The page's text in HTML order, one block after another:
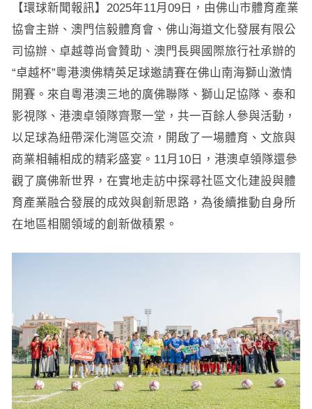
【環球新聞報訊】2025年11月09日，由佛山市體育產業
協會主辦、澳門信毅體育會、佛山海道文化發展有限公
司協辦、卓越尊尚會贊助、澳門長興國際旅行社承辦的
“卓越杯”粵港澳佛精英足球邀請賽在佛山南海獅山激情
開賽。來自粵港澳三地的廣佛聯隊、獅山足協隊、泰和
影視隊、港澳卓領隊齊聚一堂，共一百餘人參與活動，
以足球為紐帶深化灣區交流，開啟了一場體育、文旅與
商業相輔相成的精彩盛宴。11月10日，港澳卓領隊還參
觀了廣佛新世界，在實地走訪中探尋社區文化建設與體
育產業融合發展的成效與創新思路，為後續推動自身所
在地區相關領域的創新做積累。